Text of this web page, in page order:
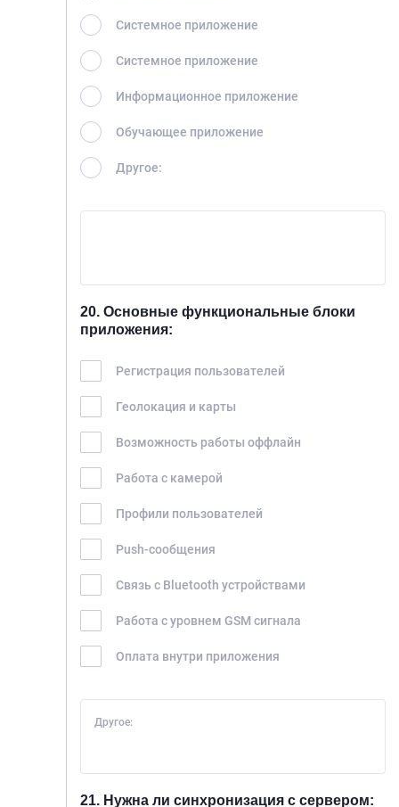
Системное приложение
Системное приложение
Информационное приложение
Обучающее приложение
Другое:
20. Основные функциональные блоки
приложения:
Регистрация пользователей
Геолокация и карты
Возможность работы оффлайн
Работа с камерой
Профили пользователей
Push-сообщения
Связь с Bluetooth устройствами
Работа с уровнем GSM сигнала
Оплата внутри приложения
Другое:
21. Нужна ли синхронизация с сервером:
О НАС
ПОРТФОЛИО
БРИФЫ
КАРЬЕРА
БЛОГ